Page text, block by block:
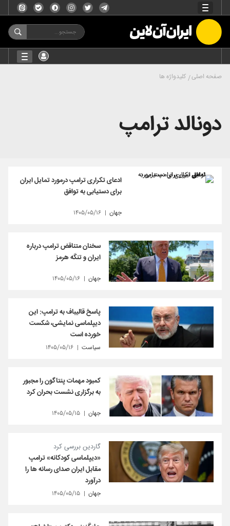
صفحه اصلی کلیدواژه ها
دونالد ترامپ
ادعای تکراری ترامپ درمورد تمایل ایران
برای دستیابی به توافق
جهان ۱۴۰۵/۰۵/۱۶
سخنان متناقض ترامپ درباره
ایران و تنگه هرمز
جهان ۱۴۰۵/۰۵/۱۶
پاسخ قالیباف به ترامپ: این
دیپلماسی نمایشی، شکست
خورده است
سیاست ۱۴۰۵/۰۵/۱۶
کمبود مهمات پنتاگون را مجبور
به برگزاری نشست بحران کرد
جهان ۱۴۰۵/۰۵/۱۵
گاردین بررسی کرد
«دیپلماسی کودکانه» ترامپ
مقابل ایران صدای رسانه ها را
درآورد
جهان ۱۴۰۵/۰۵/۱۵